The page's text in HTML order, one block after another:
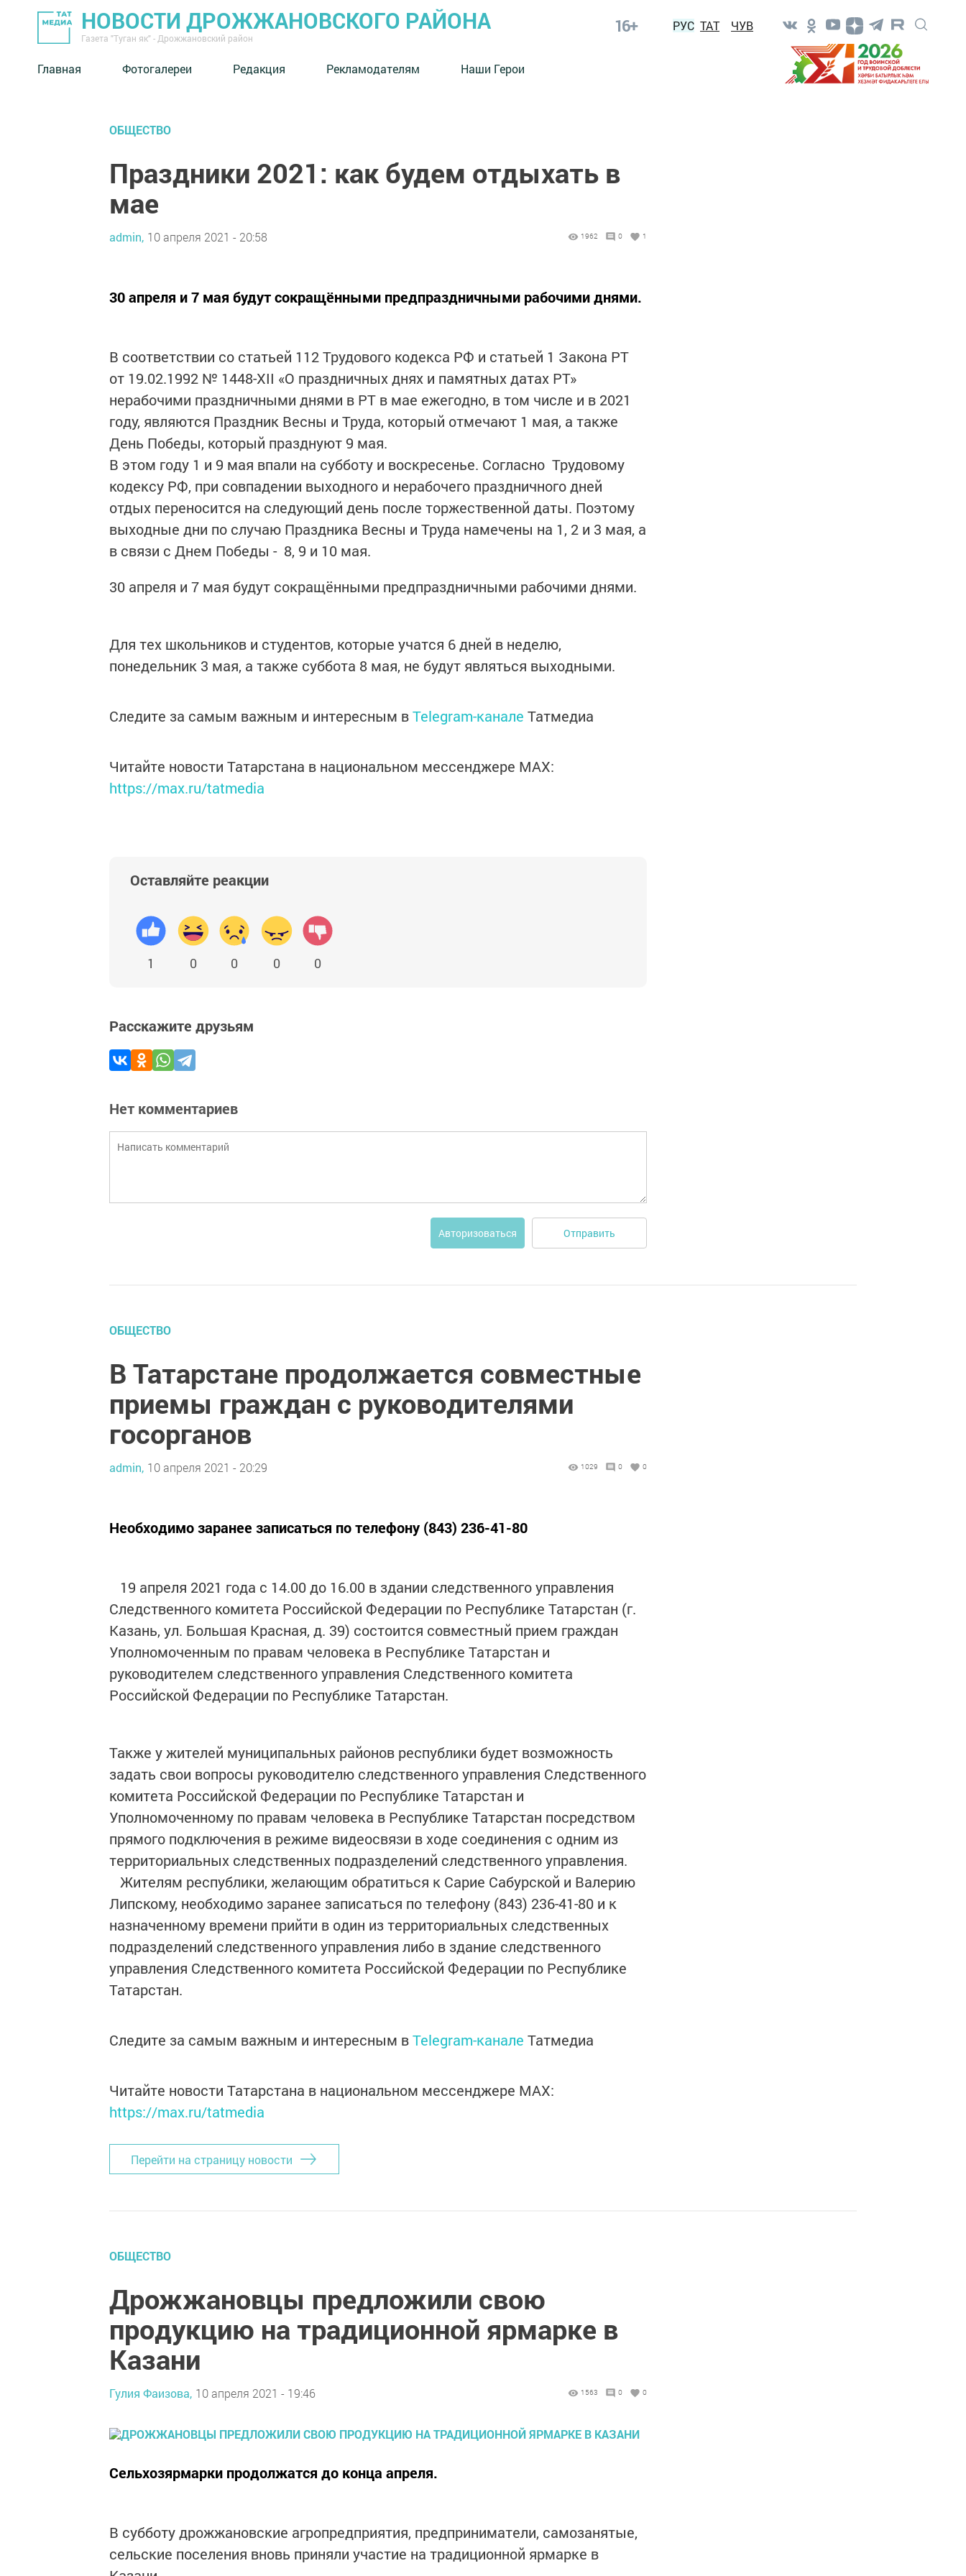
НОВОСТИ ДРОЖЖАНОВСКОГО РАЙОНА
Газета "Туган як" - Дрожжановский район
16+ РУС ТАТ ЧУВ
Главная Фотогалереи Редакция Рекламодателям Наши Герои
ОБЩЕСТВО
Праздники 2021: как будем отдыхать в
мае
admin, 10 апреля 2021 - 20:58 1962 0 1
30 апреля и 7 мая будут сокращёнными предпраздничными рабочими днями.
В соответствии со статьей 112 Трудового кодекса РФ и статьей 1 Закона РТ
от 19.02.1992 № 1448-XII «О праздничных днях и памятных датах РТ»
нерабочими праздничными днями в РТ в мае ежегодно, в том числе и в 2021
году, являются Праздник Весны и Труда, который отмечают 1 мая, а также
День Победы, который празднуют 9 мая.
В этом году 1 и 9 мая впали на субботу и воскресенье. Согласно Трудовому
кодексу РФ, при совпадении выходного и нерабочего праздничного дней
отдых переносится на следующий день после торжественной даты. Поэтому
выходные дни по случаю Праздника Весны и Труда намечены на 1, 2 и 3 мая, а
в связи с Днем Победы - 8, 9 и 10 мая.
30 апреля и 7 мая будут сокращёнными предпраздничными рабочими днями.
Для тех школьников и студентов, которые учатся 6 дней в неделю,
понедельник 3 мая, а также суббота 8 мая, не будут являться выходными.
Следите за самым важным и интересным вTelegram-канале Татмедиа
Читайте новости Татарстана в национальном мессенджере MАХ:
https://max.ru/tatmedia
Оставляйте реакции
1 0 0 0 0
Расскажите друзьям
Нет комментариев
Авторизоваться Отправить
ОБЩЕСТВО
В Татарстане продолжается совместные
приемы граждан с руководителями
госорганов
admin, 10 апреля 2021 - 20:29 1029 0 0
Необходимо заранее записаться по телефону (843) 236-41-80
19 апреля 2021 года с 14.00 до 16.00 в здании следственного управления
Следственного комитета Российской Федерации по Республике Татарстан (г.
Казань, ул. Большая Красная, д. 39) состоится совместный прием граждан
Уполномоченным по правам человека в Республике Татарстан и
руководителем следственного управления Следственного комитета
Российской Федерации по Республике Татарстан.
Также у жителей муниципальных районов республики будет возможность
задать свои вопросы руководителю следственного управления Следственного
комитета Российской Федерации по Республике Татарстан и
Уполномоченному по правам человека в Республике Татарстан посредством
прямого подключения в режиме видеосвязи в ходе соединения с одним из
территориальных следственных подразделений следственного управления.
Жителям республики, желающим обратиться к Сарие Сабурской и Валерию
Липскому, необходимо заранее записаться по телефону (843) 236-41-80 и к
назначенному времени прийти в один из территориальных следственных
подразделений следственного управления либо в здание следственного
управления Следственного комитета Российской Федерации по Республике
Татарстан.
Следите за самым важным и интересным вTelegram-канале Татмедиа
Читайте новости Татарстана в национальном мессенджере MАХ:
https://max.ru/tatmedia
Перейти на страницу новости
ОБЩЕСТВО
Дрожжановцы предложили свою
продукцию на традиционной ярмарке в
Казани
Гулия Фаизова, 10 апреля 2021 - 19:46 1563 0 0
Сельхозярмарки продолжатся до конца апреля.
В субботу дрожжановские агропредприятия, предприниматели, самозанятые,
сельские поселения вновь приняли участие на традиционной ярмарке в